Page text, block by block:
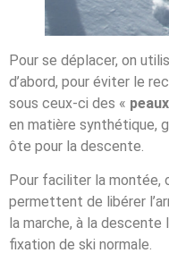
Pour se déplacer, on
d’abord, pour éviter le
sous ceux-ci des «
en matière synthétique,
ôte pour la descente.
Pour faciliter la montée,
permettent de libérer
la marche, à la
fixation de ski normale.